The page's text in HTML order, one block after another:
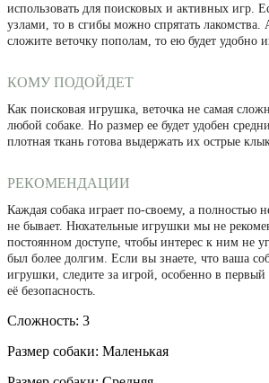
использовать для поисковых и активных игр.
узлами, то в сгибы можно спрятать лакомства.
сложите веточку пополам, то ею будет удобно
КОМУ ПОДОЙДЕТ
Как поисковая игрушка, веточка не самая
любой собаке. Но размер ее будет удобен
плотная ткань готова выдержать их острые
РЕКОМЕНДАЦИИ
Каждая собака играет по-своему, а полностью
не бывает. Нюхательные игрушки мы не
постоянном доступе, чтобы интерес к ним не
был более долгим. Если вы знаете, что ваша
игрушки, следите за игрой, особенно в первый
её безопасность.
Сложность: 3
Размер собаки: Маленькая